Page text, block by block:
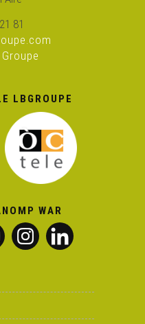
Livioù
– Mersi
- Brezhoneg bemdez 43
Yann a glask e varc’h
Al lizherennaoueg
81
Groupe
LBGROUPE
WAR